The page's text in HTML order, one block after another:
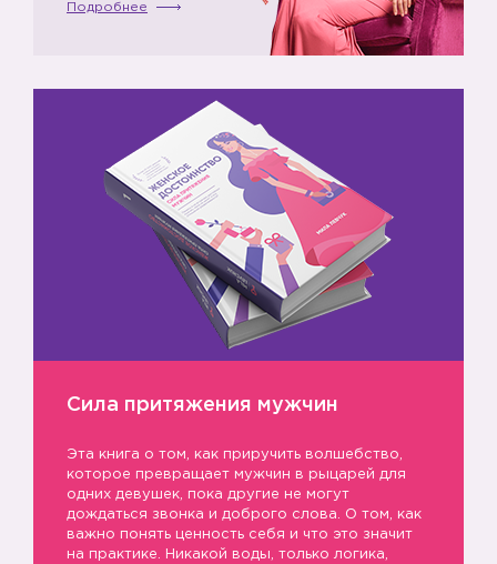
Подробнее
Сила притяжения мужчин
Эта книга о том, как приручить волшебство,
которое превращает мужчин в рыцарей для
одних девушек, пока другие не могут
дождаться звонка и доброго слова. О том, как
важно понять ценность себя и что это значит
на практике. Никакой воды, только логика,